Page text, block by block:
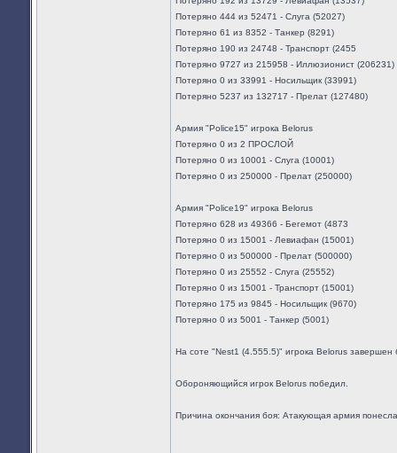
Потеряно 444 из 52471 - Слуга (52027)
Потеряно 61 из 8352 - Танкер (8291)
Потеряно 190 из 24748 - Транспорт (2455
Потеряно 9727 из 215958 - Иллюзионист (206231)
Потеряно 0 из 33991 - Носильщик (33991)
Потеряно 5237 из 132717 - Прелат (127480)
Армия "Police15" игрока Belorus
Потеряно 0 из 2 ПРОСЛОЙ
Потеряно 0 из 10001 - Слуга (10001)
Потеряно 0 из 250000 - Прелат (250000)
Армия "Police19" игрока Belorus
Потеряно 628 из 49366 - Бегемот (4873
Потеряно 0 из 15001 - Левиафан (15001)
Потеряно 0 из 500000 - Прелат (500000)
Потеряно 0 из 25552 - Слуга (25552)
Потеряно 0 из 15001 - Транспорт (15001)
Потеряно 175 из 9845 - Носильщик (9670)
Потеряно 0 из 5001 - Танкер (5001)
На соте "Nest1 (4.555.5)" игрока Belorus завершен
Обороняющийся игрок Belorus победил.
Причина окончания боя: Атакующая армия